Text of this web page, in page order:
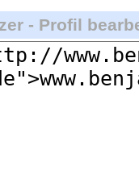
- Profil